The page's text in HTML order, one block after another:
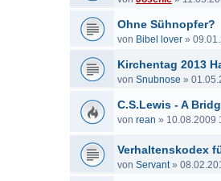
Ohne Sühnopfer?
von Bibel lover »
Kirchentag 2013
von Snubnose »
C.S.Lewis - A
von rean » 10.08.2009
Verhaltenskodex
von Servant»